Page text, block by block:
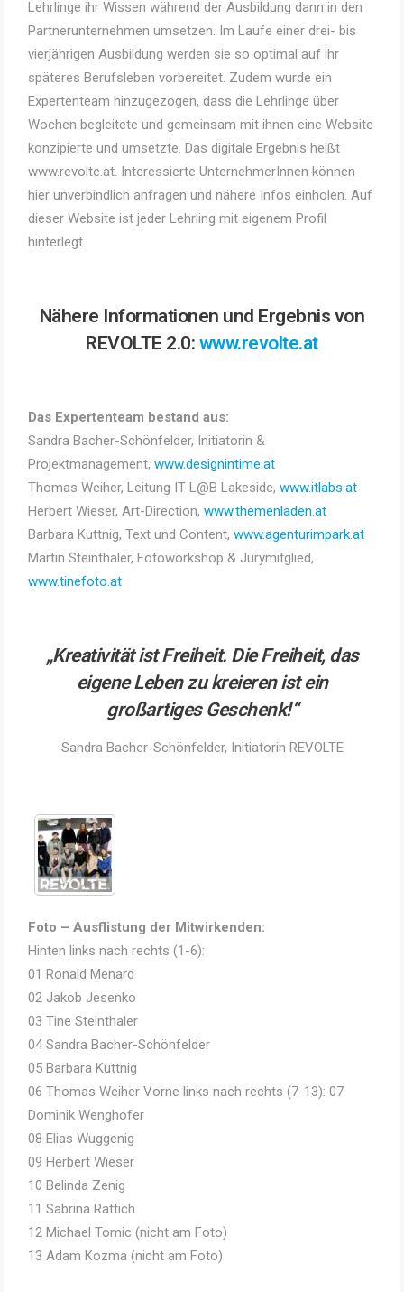
Lehrlinge ihr Wissen während der Ausbildung dann in den
Partnerunternehmen umsetzen. Im Laufe einer drei- bis
vierjährigen Ausbildung werden sie so optimal auf ihr
späteres Berufsleben vorbereitet. Zudem wurde ein
Expertenteam hinzugezogen, dass die Lehrlinge über
Wochen begleitete und gemeinsam mit ihnen eine Website
konzipierte und umsetzte. Das digitale Ergebnis heißt
www.revolte.at. Interessierte UnternehmerInnen können
hier unverbindlich anfragen und nähere Infos einholen. Auf
dieser Website ist jeder Lehrling mit eigenem Profil
hinterlegt.
Nähere Informationen und Ergebnis von
REVOLTE 2.0: www.revolte.at
Das Expertenteam bestand aus:
Sandra Bacher-Schönfelder, Initiatorin &
Projektmanagement, www.designintime.at
Thomas Weiher, Leitung IT-L@B Lakeside, www.itlabs.at
Herbert Wieser, Art-Direction, www.themenladen.at
Barbara Kuttnig, Text und Content, www.agenturimpark.at
Martin Steinthaler, Fotoworkshop & Jurymitglied,
www.tinefoto.at
„Kreativität ist Freiheit. Die Freiheit, das
eigene Leben zu kreieren ist ein
großartiges Geschenk!“
Sandra Bacher-Schönfelder, Initiatorin REVOLTE
Foto – Ausflistung der Mitwirkenden:
Hinten links nach rechts (1-6):
01 Ronald Menard
02 Jakob Jesenko
03 Tine Steinthaler
04 Sandra Bacher-Schönfelder
05 Barbara Kuttnig
06 Thomas Weiher Vorne links nach rechts (7-13): 07
Dominik Wenghofer
08 Elias Wuggenig
09 Herbert Wieser
10 Belinda Zenig
11 Sabrina Rattich
12 Michael Tomic (nicht am Foto)
13 Adam Kozma (nicht am Foto)